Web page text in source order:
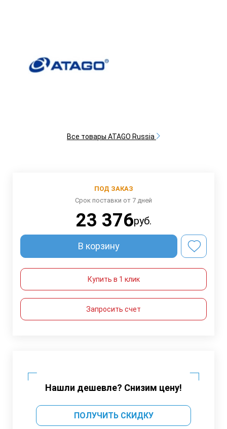
Все товары ATAGO Russia
ПОД ЗАКАЗ
Срок поставки от 7 дней
23 376руб.
В корзину
Купить в 1 клик
Запросить счет
Нашли дешевле? Снизим цену!
ПОЛУЧИТЬ СКИДКУ